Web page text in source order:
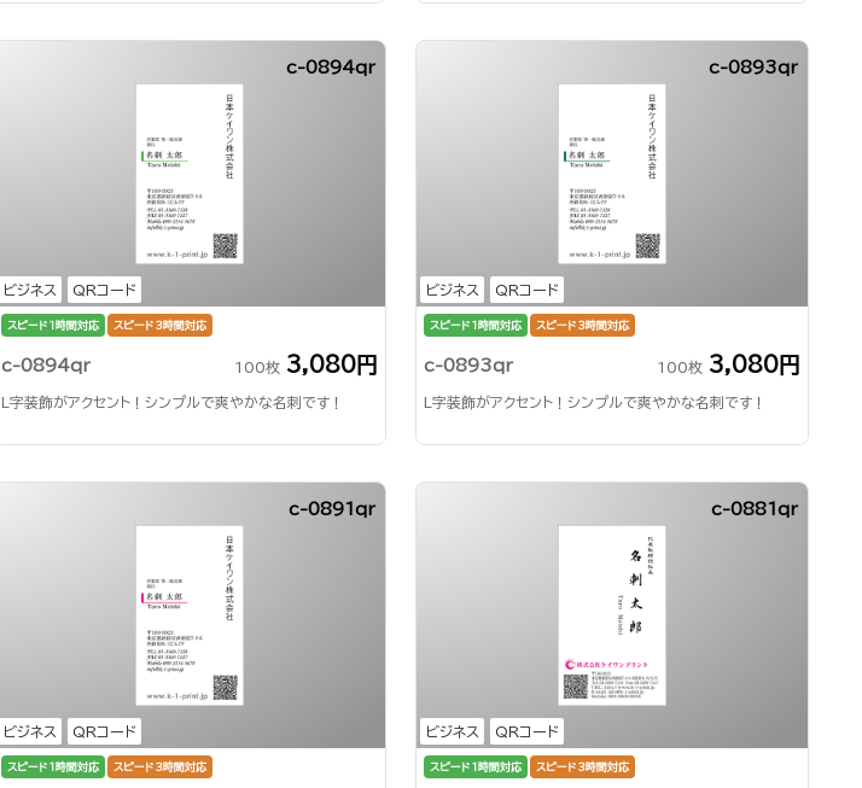
ビジネス QRコード
c-0894qr
スピード1時間対応 スピード3時間対応
c-0894qr 100枚 3,080円
L字装飾がアクセント！シンプルで爽やかな名刺です！
ビジネス QRコード
c-0893qr
スピード1時間対応 スピード3時間対応
c-0893qr 100枚 3,080円
L字装飾がアクセント！シンプルで爽やかな名刺です！
ビジネス QRコード
c-0891qr
スピード1時間対応 スピード3時間対応
ビジネス QRコード
c-0881qr
スピード1時間対応 スピード3時間対応